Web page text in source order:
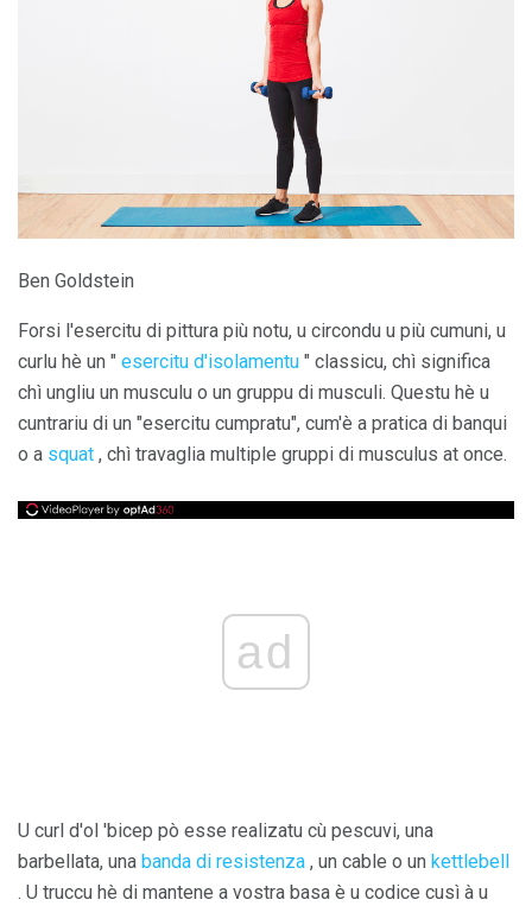
Ben Goldstein
Forsi l'esercitu di pittura più notu, u circondu u più cumuni, u
curlu hè un " esercitu d'isolamentu " classicu, chì significa
chì ungliu un musculu o un gruppu di musculi. Questu hè u
cuntrariu di un "esercitu cumpratu", cum'è a pratica di banqui
o a squat , chì travaglia multiple gruppi di musculus at once.
ad
U curl d'ol 'bicep pò esse realizatu cù pescuvi, una
barbellata, una banda di resistenza , un cable o un kettlebell
. U truccu hè di mantene a vostra basa è u codice cusì à u